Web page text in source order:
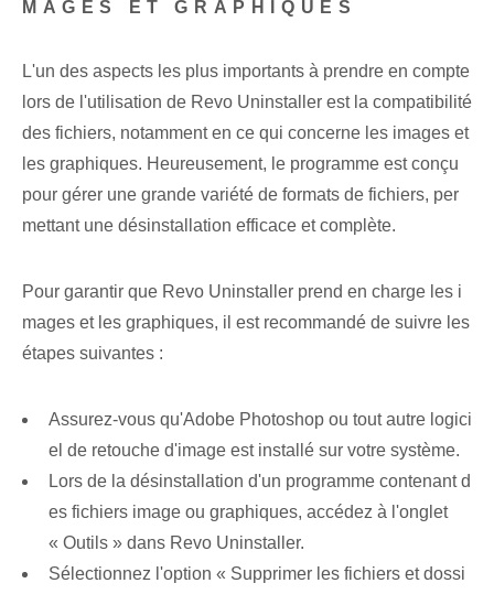
MAGES ET GRAPHIQUES
L'un des aspects les plus importants à prendre en compte
lors de l'utilisation de Revo Uninstaller est la compatibilité
des fichiers, notamment en ce qui concerne les images et
les graphiques. Heureusement, le programme est conçu
pour gérer une grande variété de formats de fichiers, per
mettant une désinstallation efficace et complète.
Pour garantir que Revo Uninstaller prend en charge les i
mages et les graphiques, il est recommandé de suivre les
étapes suivantes :
Assurez-vous qu'Adobe Photoshop ou tout autre logici
el de retouche d'image est installé sur votre système.
Lors de la désinstallation d'un programme contenant d
es fichiers image ou graphiques, accédez à l'onglet
« Outils » dans Revo Uninstaller.
Sélectionnez l'option « Supprimer les fichiers et dossi